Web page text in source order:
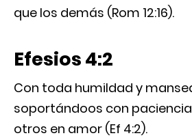
que los demás (Rom 12:16).
Efesios 4:2
Con toda humildad y
soportándoos con
otros en amor (Ef 4:2).